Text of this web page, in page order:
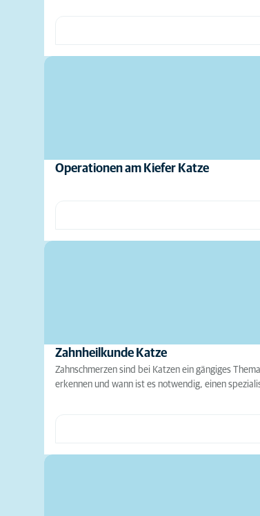
Operationen am Kiefer Katze
Zahnheilkunde Katze
Zahnschmerzen sind bei Katzen ein gängiges
erkennen und wann ist es notwendig, einen